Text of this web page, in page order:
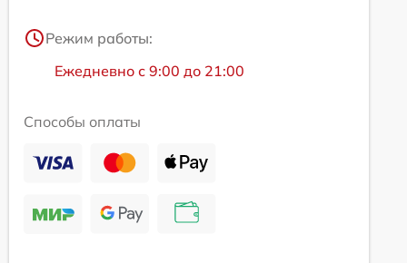
Режим работы:
Ежедневно с 9:00 до 21:00
Способы оплаты